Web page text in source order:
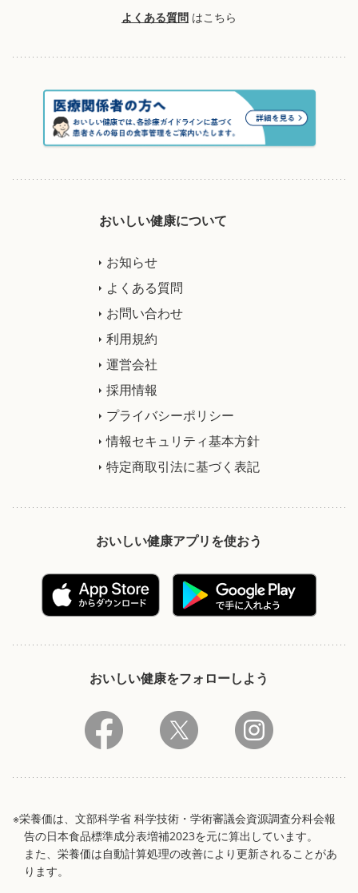
よくある質問 はこちら
おいしい健康について
お知らせ
よくある質問
お問い合わせ
利用規約
運営会社
採用情報
プライバシーポリシー
情報セキュリティ基本方針
特定商取引法に基づく表記
おいしい健康アプリを使おう
おいしい健康をフォローしよう
※栄養価は、文部科学省 科学技術・学術審議会資源調査分科会報
告の日本食品標準成分表増補2023を元に算出しています。
また、栄養価は自動計算処理の改善により更新されることがあ
ります。